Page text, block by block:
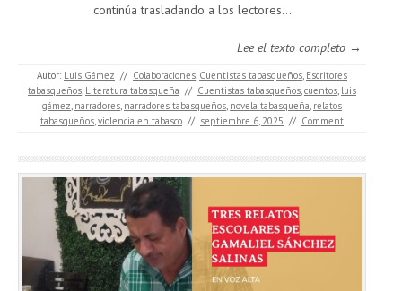
continúa trasladando a los lectores...
Lee el texto completo →
Autor: Luis Gámez // Colaboraciones Cuentistas tabasqueños Escritores
tabasqueños Literatura tabasqueña // Cuentistas tabasqueños cuentos luis
gámez narradores narradores tabasqueños novela tabasqueña relatos
tabasqueños violencia en tabasco // septiembre 6, 2025 // Comment